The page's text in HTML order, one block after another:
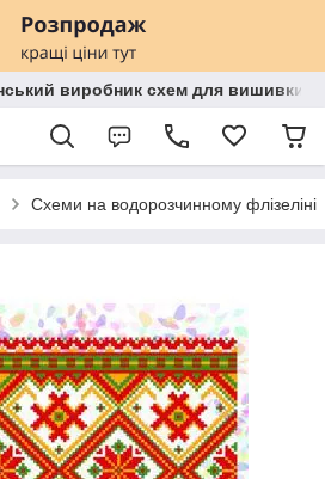
виробник схем для вишивки
Схеми на водорозчинному флізеліні